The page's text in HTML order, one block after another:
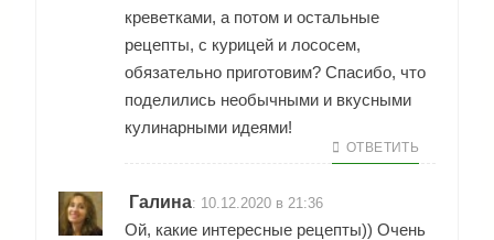
креветками, а потом и остальные
рецепты, с курицей и лососем,
обязательно приготовим? Спасибо, что
поделились необычными и вкусными
кулинарными идеями!
ОТВЕТИТЬ
Галина: 10.12.2020 в 21:36
Ой, какие интересные рецепты)) Очень